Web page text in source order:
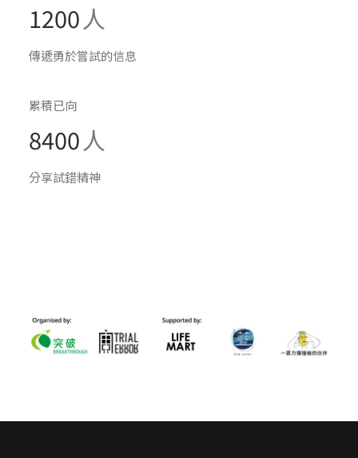
1200人
傳遞勇於嘗試的信息
累積已向
8400人
分享試錯精神